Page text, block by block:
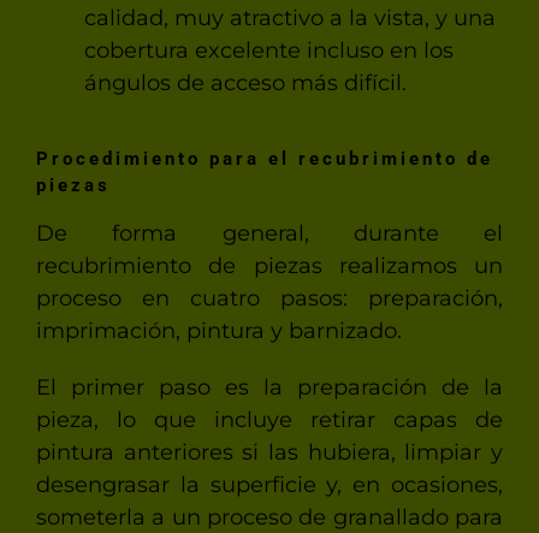
calidad, muy atractivo a la vista, y una
cobertura excelente incluso en los
ángulos de acceso más difícil.
Procedimiento para el recubrimiento de
piezas
De forma general, durante el
recubrimiento de piezas realizamos un
proceso en cuatro pasos: preparación,
imprimación, pintura y barnizado.
El primer paso es la preparación de la
pieza, lo que incluye retirar capas de
pintura anteriores si las hubiera, limpiar y
desengrasar la superficie y, en ocasiones,
someterla a un proceso de granallado para